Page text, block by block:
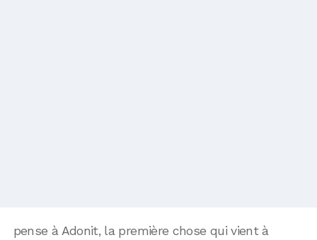
pense à Adonit, la première chose qui vient à